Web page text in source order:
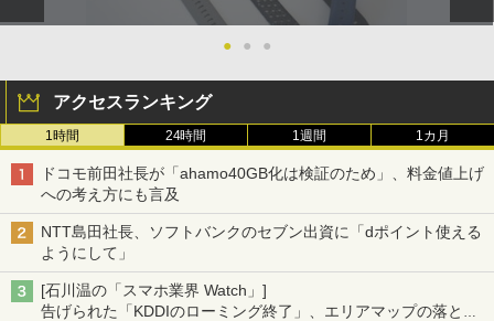
● ● ●
アクセスランキング
1時間 24時間 1週間 1カ月
ドコモ前田社長が「ahamo40GB化は検証のため」、料金値上げ
への考え方にも言及
NTT島田社長、ソフトバンクのセブン出資に「dポイント使える
ようにして」
[石川温の「スマホ業界 Watch」]
告げられた「KDDIのローミング終了」、エリアマップの落とし